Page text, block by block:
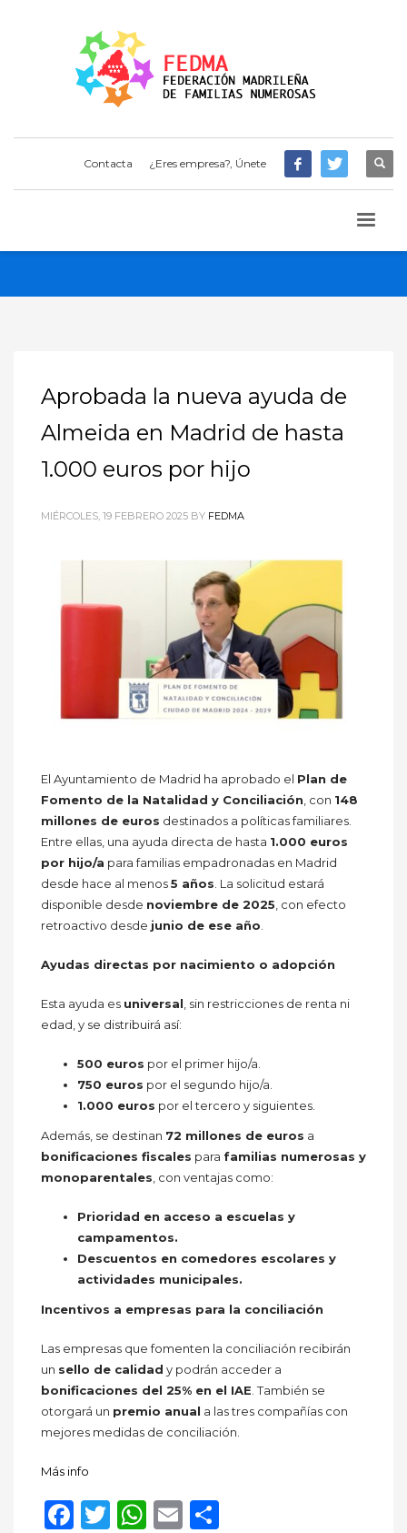
Contacta ¿Eres empresa?, Únete
Aprobada la nueva ayuda de
Almeida en Madrid de hasta
1.000 euros por hijo
MIÉRCOLES, 19 FEBRERO 2025 BY FEDMA
El Ayuntamiento de Madrid ha aprobado el Plan de
Fomento de la Natalidad y Conciliación , con 148
millones de euros destinados a políticas familiares.
Entre ellas, una ayuda directa de hasta 1.000 euros
por hijo/a para familias empadronadas en Madrid
desde hace al menos5 años . La solicitud estará
disponible desde noviembre de 2025 , con efecto
retroactivo desde junio de ese año
Ayudas directas por nacimiento o adopción
Esta ayuda es universal , sin restricciones de renta ni
edad, y se distribuirá así:
500 euros por el primer hijo/a.
750 euros por el segundo hijo/a.
1.000 euros por el tercero y siguientes.
Además, se destinan 72 millones de euros a
bonificaciones fiscales para familias numerosas y
monoparentales , con ventajas como:
Prioridad en acceso a escuelas y
campamentos.
Descuentos en comedores escolares y
actividades municipales.
Incentivos a empresas para la conciliación
Las empresas que fomenten la conciliación recibirán
un sello de calidad y podrán acceder a
bonificaciones del 25% en el IAE . También se
otorgará un premio anual a las tres compañías con
mejores medidas de conciliación.
Más info
Facebook
Twitter
WhatsApp
Email